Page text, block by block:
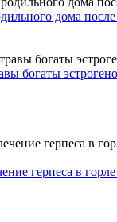
дома после
богаты
герпеса в